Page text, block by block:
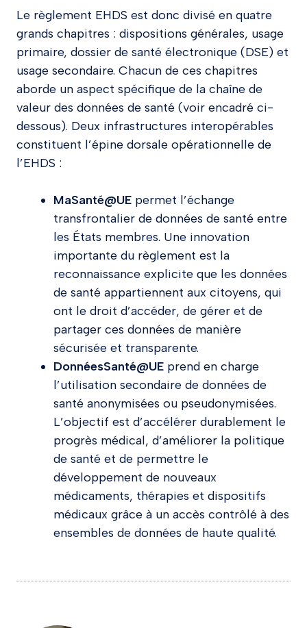
Le règlement EHDS est donc divisé en quatre
grands chapitres : dispositions générales, usage
primaire, dossier de santé électronique (DSE) et
usage secondaire. Chacun de ces chapitres
aborde un aspect spécifique de la chaîne de
valeur des données de santé (voir encadré ci-
dessous). Deux infrastructures interopérables
constituent l’épine dorsale opérationnelle de
l’EHDS :
MaSanté@UE permet l’échange
transfrontalier de données de santé entre
les États membres. Une innovation
importante du règlement est la
reconnaissance explicite que les données
de santé appartiennent aux citoyens, qui
ont le droit d’accéder, de gérer et de
partager ces données de manière
sécurisée et transparente.
DonnéesSanté@UE prend en charge
l’utilisation secondaire de données de
santé anonymisées ou pseudonymisées.
L’objectif est d’accélérer durablement le
progrès médical, d’améliorer la politique
de santé et de permettre le
développement de nouveaux
médicaments, thérapies et dispositifs
médicaux grâce à un accès contrôlé à des
ensembles de données de haute qualité.